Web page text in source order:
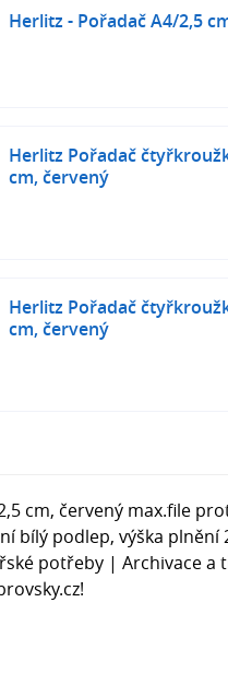
Herlitz - Pořadač A4/2,5
Herlitz Pořadač
cm, červený
Herlitz Pořadač
cm, červený
cm, červený max.file
bílý podlep, výška
potřeby | Archivace